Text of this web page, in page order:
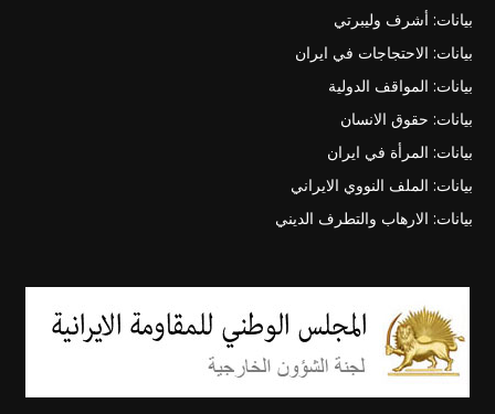
بيانات: أشرف وليبرتي
بيانات: الاحتجاجات في ايران
بيانات: المواقف الدولية
بيانات: حقوق الانسان
بيانات: المرأة في ايران
بيانات: الملف النووي الايراني
بيانات: الارهاب والتطرف الديني